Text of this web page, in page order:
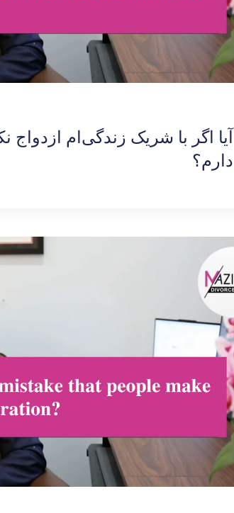
آیا اگر با شریک زندگی‌ام ازدواج
دارم؟